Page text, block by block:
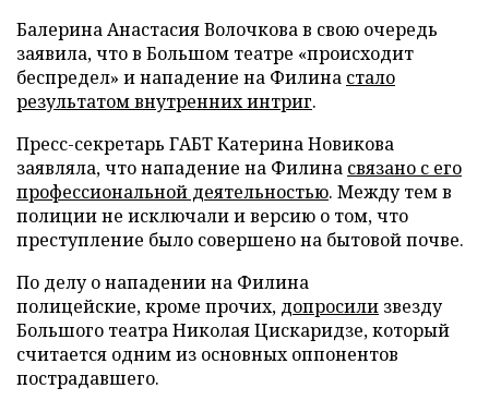
Балерина Анастасия Волочкова в свою очередь
заявила, что в Большом театре «происходит
беспредел» и нападение на Филина стало
результатом внутренних интриг.
Пресс-секретарь ГАБТ Катерина Новикова
заявляла, что нападение на Филина связано с его
профессиональной деятельностью. Между тем в
полиции не исключали и версию о том, что
преступление было совершено на бытовой почве.
По делу о нападении на Филина
полицейские, кроме прочих, допросили звезду
Большого театра Николая Цискаридзе, который
считается одним из основных оппонентов
пострадавшего.